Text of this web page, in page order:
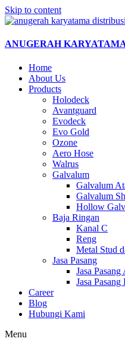
Skip to content
ANUGERAH
Home
About Us
Products
Holodeck
Avantguard
Evodeck
Evo Gold
Ozone
Aero Hose
Walrus
Galvalum
Galvalum
Galvalum
Hollow
Baja Ringan
Kanal C
Reng
Metal Stud
Jasa Pasang
Jasa
Jasa
Career
Blog
Hubungi Kami
Menu